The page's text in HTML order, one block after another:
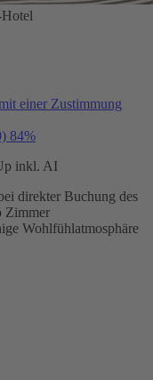
einer Zustimmung
84%
inkl. AI
direkter Buchung des
Zimmer
Wohlfühlatmosphäre